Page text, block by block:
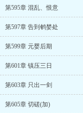
第595章 混乱、恨意
第597章 告到鹌婪处
第599章 元婴后期
第601章 镇压三日
第603章 只出一剑
第605章 切磋(加)